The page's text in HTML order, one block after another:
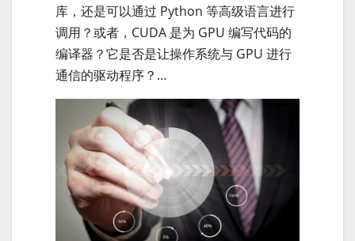
库，还是可以通过 Python 等高级语言进行
调用？或者，CUDA 是为 GPU 编写代码的
编译器？它是否是让操作系统与 GPU 进行
通信的驱动程序？…